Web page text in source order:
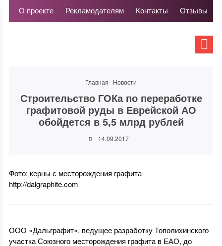
О проекте Рекламодателям Контакты Отзывы
Главная Новости
Строительство ГОКа по переработке
графитовой руды в Еврейской АО
обойдется в 5,5 млрд рублей
14.09.2017
Фото: керны с месторождения графита
http://dalgraphite.com
ООО «Дальграфит», ведущее разработку Тополихинского
участка Союзного месторождения графита в ЕАО, до